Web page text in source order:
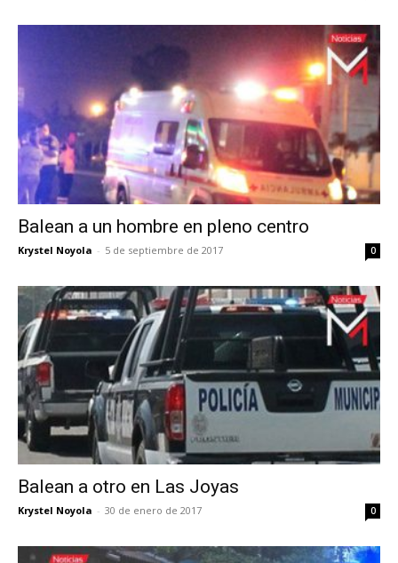
Balean a un hombre en pleno centro
Krystel Noyola - 5 de septiembre de 2017 0
Balean a otro en Las Joyas
Krystel Noyola - 30 de enero de 2017 0